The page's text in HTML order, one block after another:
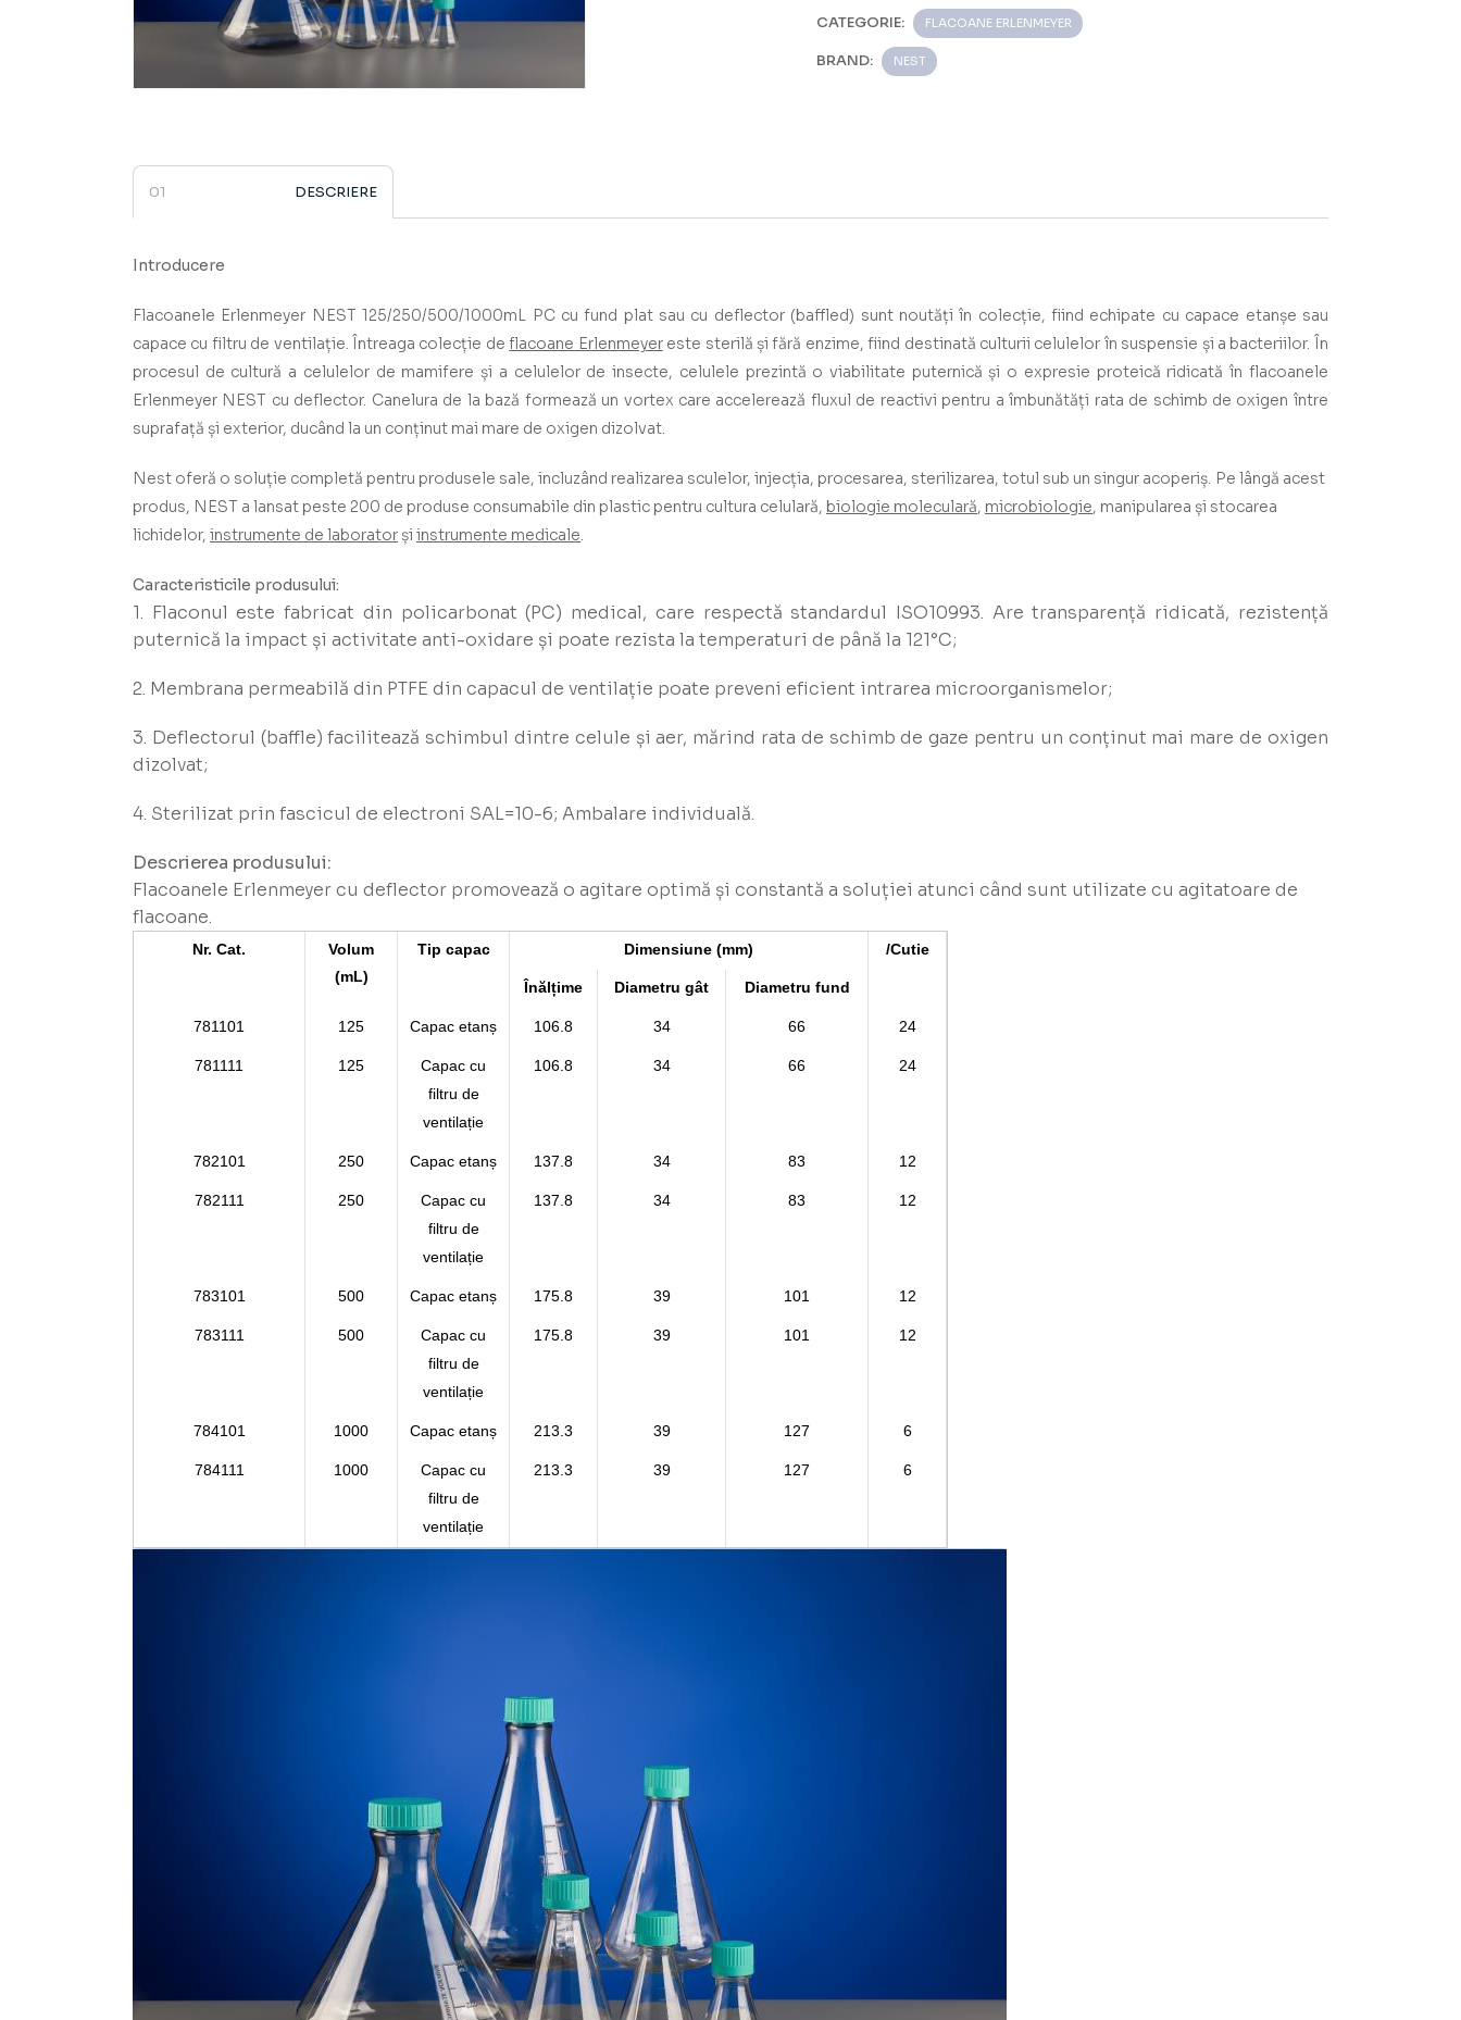
CATEGORIE: FLACOANE ERLENMEYER
BRAND: NEST
DESCRIERE
Introducere
Flacoanele Erlenmeyer NEST 125/250/500/1000mL PC cu fund plat sau cu deflector (baffled) sunt noutăți în colecție, fiind echipate cu capace etanșe sau
capace cu filtru de ventilație. Întreaga colecție deflacoane Erlenmeyereste sterilă și fără enzime, fiind destinată culturii celulelor în suspensie și a bacteriilor. În
procesul de cultură a celulelor de mamifere și a celulelor de insecte, celulele prezintă o viabilitate puternică și o expresie proteică ridicată în flacoanele
Erlenmeyer NEST cu deflector. Canelura de la bază formează un vortex care accelerează fluxul de reactivi pentru a îmbunătăți rata de schimb de oxigen între
suprafață și exterior, ducând la un conținut mai mare de oxigen dizolvat.
Nest oferă o soluție completă pentru produsele sale, incluzând realizarea sculelor, injecția, procesarea, sterilizarea, totul sub un singur acoperiș. Pe lângă acest
produs, NEST a lansat peste 200 de produse consumabile din plastic pentru cultura celulară, biologie moleculară, microbiologie, manipularea și stocarea
lichidelor, instrumente de laborator și instrumente medicale.
Caracteristicile produsului:
1. Flaconul este fabricat din policarbonat (PC) medical, care respectă standardul ISO10993. Are transparență ridicată, rezistență
puternică la impact și activitate anti-oxidare și poate rezista la temperaturi de până la 121°C;
2. Membrana permeabilă din PTFE din capacul de ventilație poate preveni eficient intrarea microorganismelor;
3. Deflectorul (baffle) facilitează schimbul dintre celule și aer, mărind rata de schimb de gaze pentru un conținut mai mare de oxigen
dizolvat;
4. Sterilizat prin fascicul de electroni SAL=10-6; Ambalare individuală.
Descrierea produsului:
Flacoanele Erlenmeyer cu deflector promovează o agitare optimă și constantă a soluției atunci când sunt utilizate cu agitatoare de
flacoane.
Nr. Cat.
Volum
(mL)
Tip capac Dimensiune (mm) /Cutie
Înălțime Diametru gât Diametru fund
781101 125 Capac etanș 106.8 34 66 24
781111 125
Capac cu
filtru de
ventilație
106.8 34 66 24
782101 250 Capac etanș 137.8 34 83 12
782111 250
Capac cu
filtru de
ventilație
137.8 34 83 12
783101 500 Capac etanș 175.8 39 101 12
783111 500
Capac cu
filtru de
ventilație
175.8 39 101 12
784101 1000 Capac etanș 213.3 39 127 6
784111 1000
Capac cu
filtru de
ventilație
213.3 39 127 6